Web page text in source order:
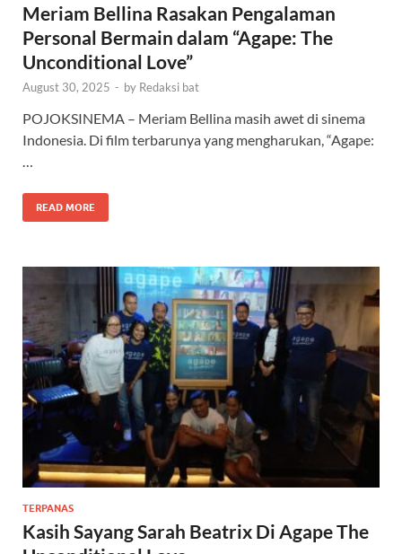
Meriam Bellina Rasakan Pengalaman
Personal Bermain dalam “Agape: The
Unconditional Love”
August 30, 2025 - by Redaksi bat
POJOKSINEMA – Meriam Bellina masih awet di sinema
Indonesia. Di film terbarunya yang mengharukan, “Agape:
…
READ MORE
TERPANAS
Kasih Sayang Sarah Beatrix Di Agape The